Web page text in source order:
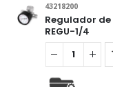
43218200
Regulador de
REGU-1/4